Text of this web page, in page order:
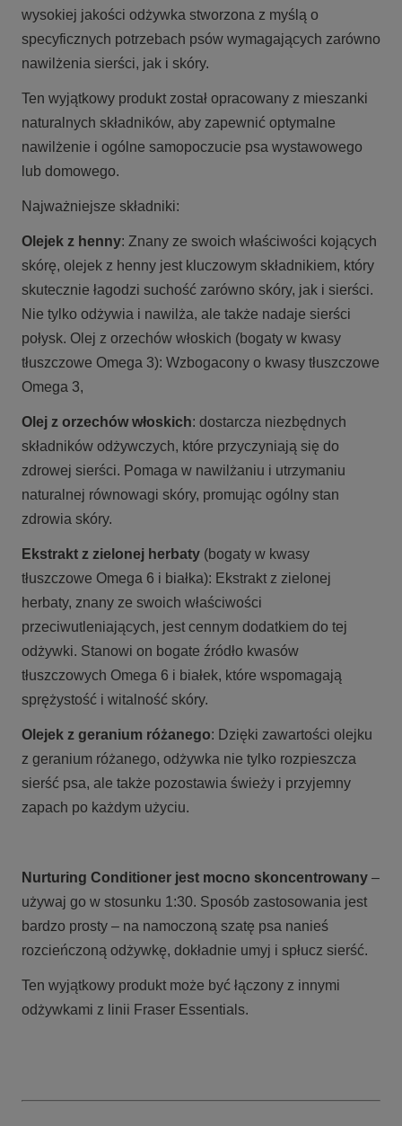
wysokiej jakości odżywka stworzona z myślą o
specyficznych potrzebach psów wymagających zarówno
nawilżenia sierści, jak i skóry.
Ten wyjątkowy produkt został opracowany z mieszanki
naturalnych składników, aby zapewnić optymalne
nawilżenie i ogólne samopoczucie psa wystawowego
lub domowego.
Najważniejsze składniki:
Olejek z henny: Znany ze swoich właściwości kojących
skórę, olejek z henny jest kluczowym składnikiem, który
skutecznie łagodzi suchość zarówno skóry, jak i sierści.
Nie tylko odżywia i nawilża, ale także nadaje sierści
połysk. Olej z orzechów włoskich (bogaty w kwasy
tłuszczowe Omega 3): Wzbogacony o kwasy tłuszczowe
Omega 3,
Olej z orzechów włoskich: dostarcza niezbędnych
składników odżywczych, które przyczyniają się do
zdrowej sierści. Pomaga w nawilżaniu i utrzymaniu
naturalnej równowagi skóry, promując ogólny stan
zdrowia skóry.
Ekstrakt z zielonej herbaty (bogaty w kwasy
tłuszczowe Omega 6 i białka): Ekstrakt z zielonej
herbaty, znany ze swoich właściwości
przeciwutleniających, jest cennym dodatkiem do tej
odżywki. Stanowi on bogate źródło kwasów
tłuszczowych Omega 6 i białek, które wspomagają
sprężystość i witalność skóry.
Olejek z geranium różanego: Dzięki zawartości olejku
z geranium różanego, odżywka nie tylko rozpieszcza
sierść psa, ale także pozostawia świeży i przyjemny
zapach po każdym użyciu.
Nurturing Conditioner jest mocno skoncentrowany –
używaj go w stosunku 1:30. Sposób zastosowania jest
bardzo prosty – na namoczoną szatę psa nanieś
rozcieńczoną odżywkę, dokładnie umyj i spłucz sierść.
Ten wyjątkowy produkt może być łączony z innymi
odżywkami z linii Fraser Essentials.